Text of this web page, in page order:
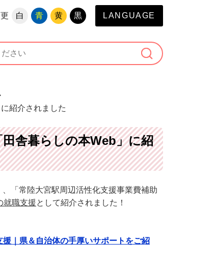
白 青 黄 黒 LANGUAGE
紹介されました
舎暮らしの本Web」に紹
「常陸大宮駅周辺活性化支援事業費補助
就職支援として紹介されました！
援｜県＆自治体の手厚いサポートをご紹